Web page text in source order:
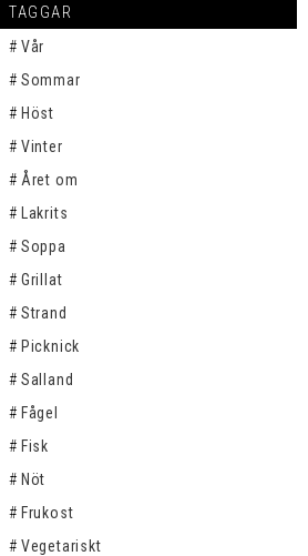
TAGGAR
Vår
Sommar
Höst
Vinter
Året om
Lakrits
Soppa
Grillat
Strand
Picknick
Salland
Fågel
Fisk
Nöt
Frukost
Vegetariskt